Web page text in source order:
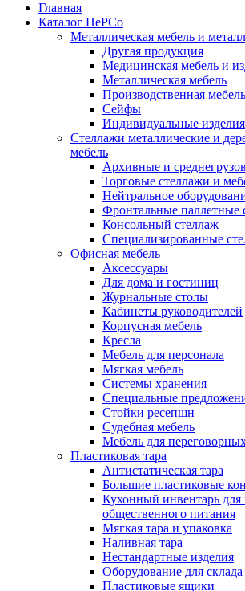
Главная
Каталог ПеРСо
Металлическая мебель и
Другая продукция
Медицинская мебель и
Металлическая мебель
Производственная мебель
Сейфы
Индивидуальные изделия
Стеллажи металлические и
мебель
Архивные и
Торговые стеллажи и
Нейтральное
Фронтальные паллетные
Консольный стеллаж
Специализированные
Офисная мебель
Аксессуары
Для дома и гостиниц
Журнальные столы
Кабинеты руководителей
Корпусная мебель
Кресла
Мебель для персонала
Мягкая мебель
Системы хранения
Специальные
Стойки ресепшн
Судебная мебель
Мебель для
Пластиковая тара
Антистатическая тара
Большие пластиковые
Кухонный инвентарь для
общественного питания
Мягкая тара и упаковка
Наливная тара
Нестандартные изделия
Оборудование для склада
Пластиковые ящики